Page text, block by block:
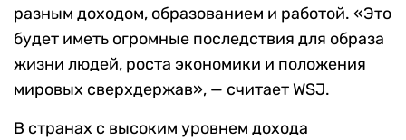
разным доходом, образованием и работой. «Это
будет иметь огромные последствия для образа
жизни людей, роста экономики и положения
мировых сверхдержав», — считает WSJ.
В странах с высоким уровнем дохода